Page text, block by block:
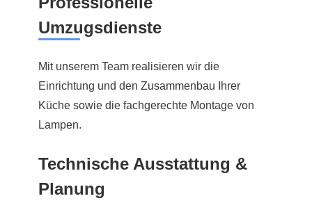
Umzugsdienste
Mit unserem Team realisieren wir die
Einrichtung und den Zusammenbau Ihrer
Küche sowie die fachgerechte Montage von
Lampen.
Technische Ausstattung &
Planung